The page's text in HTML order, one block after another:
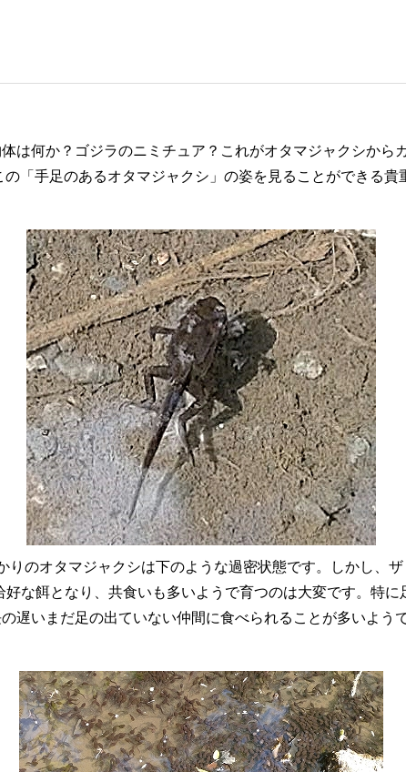
は何か？ゴジラのニミチュア？これがオタマジャクシから
「手足のあるオタマジャクシ」の姿を見ることができる貴
りのオタマジャクシは下のような過密状態です。しかし、
な餌となり、共食いも多いようで育つのは大変です。特に
遅いまだ足の出ていない仲間に食べられることが多いよう